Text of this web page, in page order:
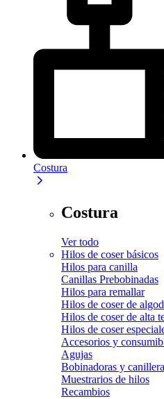
Costura
Costura
Ver todo
Hilos de coser básicos
Hilos para canilla
Canillas Prebobinadas
Hilos para remallar
Hilos de coser de
Hilos de coser de alta
Hilos de coser
Accesorios y
Agujas
Bobinadoras y
Muestrarios de hilos
Recambios